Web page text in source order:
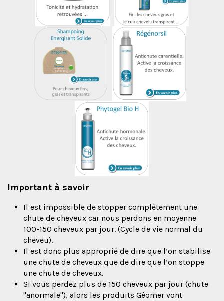
Important à savoir
Il est impossible de stopper complètement une
chute de cheveux car nous perdons en moyenne
100-150 cheveux par jour. (Cycle de vie normal du
cheveu).
Il est donc plus approprié de dire que l’on stabilise
une chute de cheveux que de dire que l’on stoppe
une chute de cheveux.
Si vous perdez plus de 150 cheveux par jour (chute
"anormale"), alors les produits Géomer vont